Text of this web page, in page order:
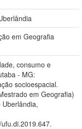
em Geografia
consumo e
- MG:
socioespacial.
em Geografia)